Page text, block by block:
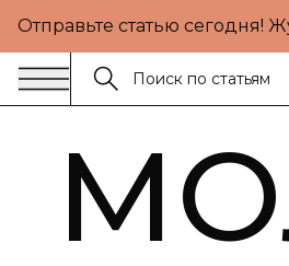
Отправьте статью сегодня!